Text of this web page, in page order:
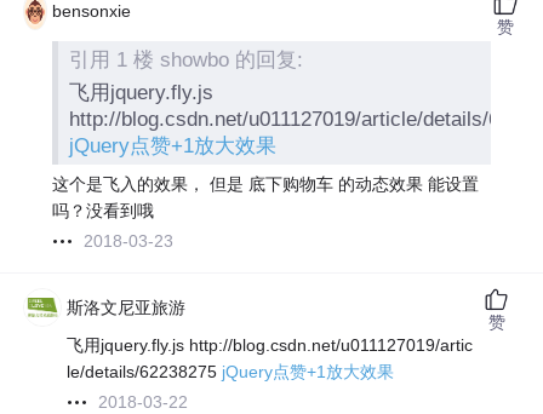
bensonxie
引用 1 楼 showbo 的回复:
飞用jquery.fly.js
http://blog.csdn.net/u011127019/article/details/
jQuery点赞+1放大效果
这个是飞入的效果， 但是 底下购物车 的动态效果 能设置
吗？没看到哦
2018-03-23
赞
斯洛文尼亚旅游
飞用jquery.fly.js http://blog.csdn.net/u011127019/artic
le/details/62238275 jQuery点赞+1放大效果
2018-03-22
赞